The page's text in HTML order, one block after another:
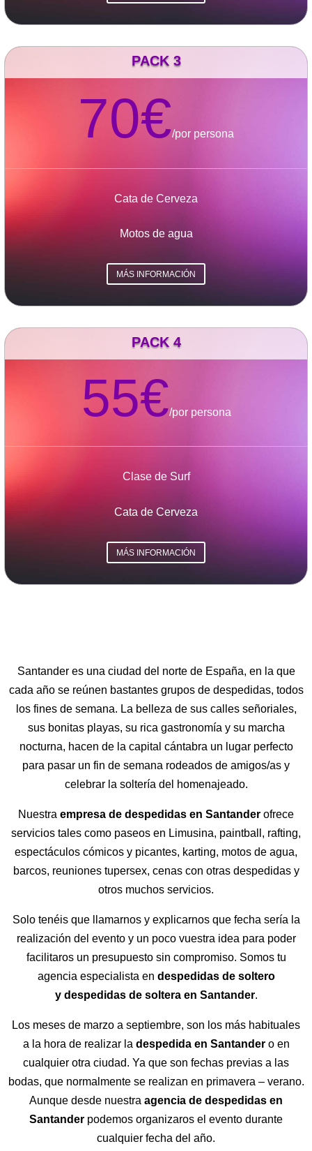
PACK 3
70€/por persona
Cata de Cerveza
Motos de agua
MÁS INFORMACIÓN
PACK 4
55€/por persona
Clase de Surf
Cata de Cerveza
MÁS INFORMACIÓN
Santander es una ciudad del norte de España, en la que
cada año se reúnen bastantes grupos de despedidas, todos
los fines de semana. La belleza de sus calles señoriales,
sus bonitas playas, su rica gastronomía y su marcha
nocturna, hacen de la capital cántabra un lugar perfecto
para pasar un fin de semana rodeados de amigos/as y
celebrar la soltería del homenajeado.
Nuestra empresa de despedidas en Santander ofrece
servicios tales como paseos en Limusina, paintball, rafting,
espectáculos cómicos y picantes, karting, motos de agua,
barcos, reuniones tupersex, cenas con otras despedidas y
otros muchos servicios.
Solo tenéis que llamarnos y explicarnos que fecha sería la
realización del evento y un poco vuestra idea para poder
facilitaros un presupuesto sin compromiso. Somos tu
agencia especialista en despedidas de soltero
y despedidas de soltera en Santander.
Los meses de marzo a septiembre, son los más habituales
a la hora de realizar la despedida en Santandero en
cualquier otra ciudad. Ya que son fechas previas a las
bodas, que normalmente se realizan en primavera – verano.
Aunque desde nuestra agencia de despedidas en
Santander podemos organizaros el evento durante
cualquier fecha del año.